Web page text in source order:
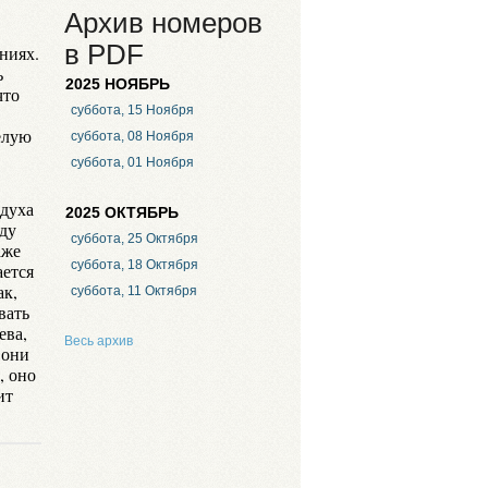
оно
Архив номеров
в PDF
2025 НОЯБРЬ
суббота, 15 Ноября
суббота, 08 Ноября
суббота, 01 Ноября
2025 ОКТЯБРЬ
суббота, 25 Октября
суббота, 18 Октября
суббота, 11 Октября
Весь архив